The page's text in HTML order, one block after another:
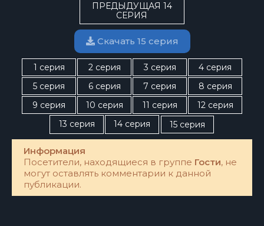
ПРЕДЫДУЩАЯ 14
СЕРИЯ
Скачать 15 серия
1 серия 2 серия 3 серия
4 серия
5 серия
6 серия 7 серия
8 серия
9 серия
10 серия 11 серия
12 серия
13 серия
14 серия 15 серия
Информация
Посетители, находящиеся в группе Гости, не
могут оставлять комментарии к данной
публикации.